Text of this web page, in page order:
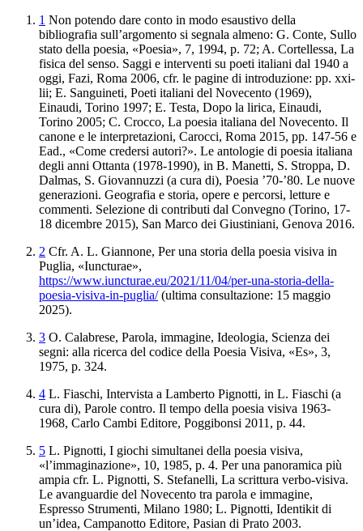
1 Non potendo dare conto in modo esaustivo della
bibliografia sull’argomento si segnala almeno: G. Conte, Sullo
stato della poesia, «Poesia», 7, 1994, p. 72; A. Cortellessa, La
fisica del senso. Saggi e interventi su poeti italiani dal 1940 a
oggi, Fazi, Roma 2006, cfr. le pagine di introduzione: pp. xxi-
lii; E. Sanguineti, Poeti italiani del Novecento (1969),
Einaudi, Torino 1997; E. Testa, Dopo la lirica, Einaudi,
Torino 2005; C. Crocco, La poesia italiana del Novecento. Il
canone e le interpretazioni, Carocci, Roma 2015, pp. 147-56 e
Ead., «Come credersi autori?». Le antologie di poesia italiana
degli anni Ottanta (1978-1990), in B. Manetti, S. Stroppa, D.
Dalmas, S. Giovannuzzi (a cura di), Poesia ’70-’80. Le nuove
generazioni. Geografia e storia, opere e percorsi, letture e
commenti. Selezione di contributi dal Convegno (Torino, 17-
18 dicembre 2015), San Marco dei Giustiniani, Genova 2016.
2 Cfr. A. L. Giannone, Per una storia della poesia visiva in
Puglia, «Iuncturae»,
https://www.iuncturae.eu/2021/11/04/per-una-storia-della-
poesia-visiva-in-puglia/ (ultima consultazione: 15 maggio
2025).
3 O. Calabrese, Parola, immagine, Ideologia, Scienza dei
segni: alla ricerca del codice della Poesia Visiva, «Es», 3,
1975, p. 324.
4 L. Fiaschi, Intervista a Lamberto Pignotti, in L. Fiaschi (a
cura di), Parole contro. Il tempo della poesia visiva 1963-
1968, Carlo Cambi Editore, Poggibonsi 2011, p. 44.
5 L. Pignotti, I giochi simultanei della poesia visiva,
«l’immaginazione», 10, 1985, p. 4. Per una panoramica più
ampia cfr. L. Pignotti, S. Stefanelli, La scrittura verbo-visiva.
Le avanguardie del Novecento tra parola e immagine,
Espresso Strumenti, Milano 1980; L. Pignotti, Identikit di
un’idea, Campanotto Editore, Pasian di Prato 2003.